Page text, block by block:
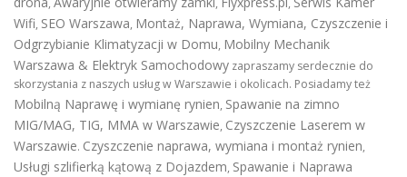
, , ,
Wifi, SEO Warszawa, Montaż, Naprawa, Wymiana, Czyszczenie i
Odgrzybianie Klimatyzacji w Domu, Mobilny Mechanik
Warszawa & Elektryk Samochodowy zapraszamy serdecznie do
skorzystania z naszych usług w Warszawie i okolicach. Posiadamy też
Mobilną Naprawę i wymianę rynien, Spawanie na zimno
MIG/MAG, TIG, MMA w Warszawie, Czyszczenie Laserem w
Warszawie. Czyszczenie naprawa, wymiana i montaż rynien,
Usługi szlifierką kątową z Dojazdem, Spawanie i Naprawa